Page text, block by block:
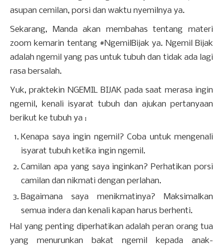
asupan cemilan, porsi dan waktu nyemilnya ya.
Sekarang, Manda akan membahas tentang materi
zoom kemarin tentang #NgemilBijak ya. Ngemil Bijak
adalah ngemil yang pas untuk tubuh dan tidak ada lagi
rasa bersalah.
Yuk, praktekin NGEMIL BIJAK pada saat merasa ingin
ngemil, kenali isyarat tubuh dan ajukan pertanyaan
berikut ke tubuh ya :
Kenapa saya ingin ngemil? Coba untuk mengenali
isyarat tubuh ketika ingin ngemil.
Camilan apa yang saya inginkan? Perhatikan porsi
camilan dan nikmati dengan perlahan.
Bagaimana saya menikmatinya? Maksimalkan
semua indera dan kenali kapan harus berhenti.
Hal yang penting diperhatikan adalah peran orang tua
yang menurunkan bakat ngemil kepada anak-